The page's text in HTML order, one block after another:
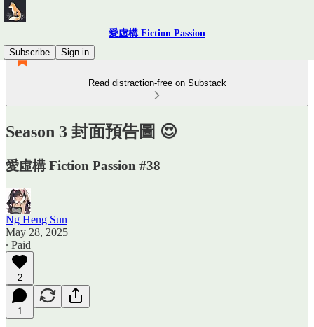
愛虛構 Fiction Passion
Subscribe
Sign in
Read distraction-free on Substack
Season 3 封面預告圖 😍
愛虛構 Fiction Passion #38
Ng Heng Sun
May 28, 2025
∙ Paid
2
1